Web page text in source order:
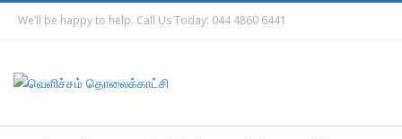
SkipWe’ll be happy to help. Call Us Today: 044 4860 6441